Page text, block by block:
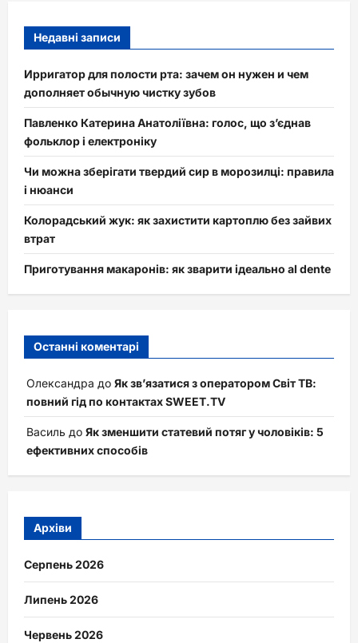
Недавні записи
Ирригатор для полости рта: зачем он нужен и чем
дополняет обычную чистку зубов
Павленко Катерина Анатоліївна: голос, що з’єднав
фольклор і електроніку
Чи можна зберігати твердий сир в морозилці: правила
і нюанси
Колорадський жук: як захистити картоплю без зайвих
втрат
Приготування макаронів: як зварити ідеально al dente
Останні коментарі
Олександра до Як зв’язатися з оператором Світ ТВ:
повний гід по контактах SWEET.TV
Василь до Як зменшити статевий потяг у чоловіків: 5
ефективних способів
Архіви
Серпень 2026
Липень 2026
Червень 2026